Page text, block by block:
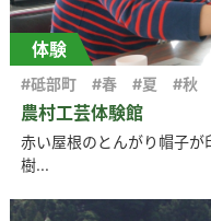
体験
農村工芸体験館
#砥部町 #春 #夏 #秋
赤い屋根のとんがり帽子が
樹...